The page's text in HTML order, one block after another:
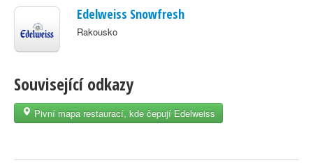
Edelweiss Snowfresh
Rakousko
Související odkazy
Pivní mapa restaurací, kde čepují Edelweiss